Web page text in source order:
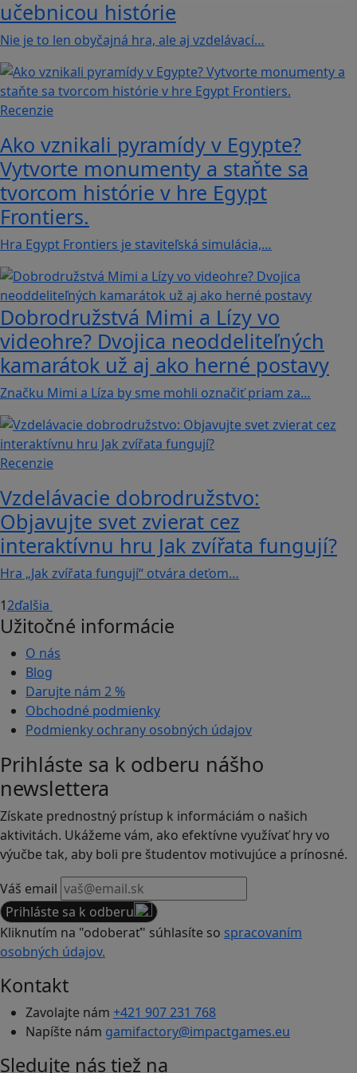
učebnicou histórie
Nie je to len obyčajná hra, ale aj vzdelávací…
Recenzie
Ako vznikali pyramídy v Egypte?
Vytvorte monumenty a staňte sa
tvorcom histórie v hre Egypt
Frontiers.
Hra Egypt Frontiers je staviteľská simulácia,…
Dobrodružstvá Mimi a Lízy vo
videohre? Dvojica neoddeliteľných
kamarátok už aj ako herné postavy
Značku Mimi a Líza by sme mohli označiť priam za…
Recenzie
Vzdelávacie dobrodružstvo:
Objavujte svet zvierat cez
interaktívnu hru Jak zvířata fungují?
Hra „Jak zvířata fungují“ otvára deťom…
12ďalšia
Užitočné informácie
O nás
Blog
Darujte nám 2 %
Obchodné podmienky
Podmienky ochrany osobných údajov
Prihláste sa k odberu nášho
newslettera
Získate prednostný prístup k informáciám o našich
aktivitách. Ukážeme vám, ako efektívne využívať hry vo
výučbe tak, aby boli pre študentov motivujúce a prínosné.
Váš email
Prihláste sa k odberu
Kliknutím na "odoberať" súhlasíte so spracovaním
osobných údajov.
Kontakt
Zavolajte nám +421 907 231 768
Napíšte nám gamifactory@impactgames.eu
Sledujte nás tiež na